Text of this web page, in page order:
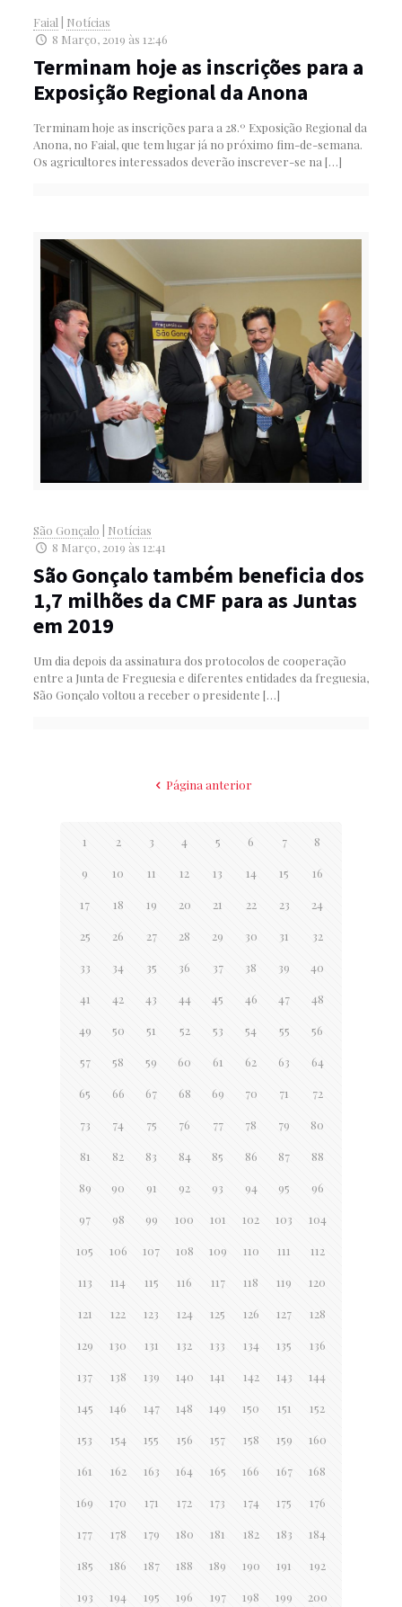
Faial
Notícias
8 Março, 2019 às 12:46
Terminam hoje as inscrições para a
Exposição Regional da Anona
Terminam hoje as inscrições para a 28.º Exposição Regional da
Anona, no Faial, que tem lugar já no próximo fim-de-semana.
Os agricultores interessados deverão inscrever-se na […]
São Gonçalo
Notícias
8 Março, 2019 às 12:41
São Gonçalo também beneficia dos
1,7 milhões da CMF para as Juntas
em 2019
Um dia depois da assinatura dos protocolos de cooperação
entre a Junta de Freguesia e diferentes entidades da freguesia,
São Gonçalo voltou a receber o presidente […]
Página anterior
1 2 3 4 5 6 7 8
9 10 11 12 13 14 15 16
17 18 19 20 21 22 23 24
25 26 27 28 29 30 31 32
33 34 35 36 37 38 39 40
41 42 43 44 45 46 47 48
49 50 51 52 53 54 55 56
57 58 59 60 61 62 63 64
65 66 67 68 69 70 71 72
73 74 75 76 77 78 79 80
81 82 83 84 85 86 87 88
89 90 91 92 93 94 95 96
97 98 99 100 101 102 103 104
105 106 107 108 109 110 111 112
113 114 115 116 117 118 119 120
121 122 123 124 125 126 127 128
129 130 131 132 133 134 135 136
137 138 139 140 141 142 143 144
145 146 147 148 149 150 151 152
153 154 155 156 157 158 159 160
161 162 163 164 165 166 167 168
169 170 171 172 173 174 175 176
177 178 179 180 181 182 183 184
185 186 187 188 189 190 191 192
193 194 195 196 197 198 199 200